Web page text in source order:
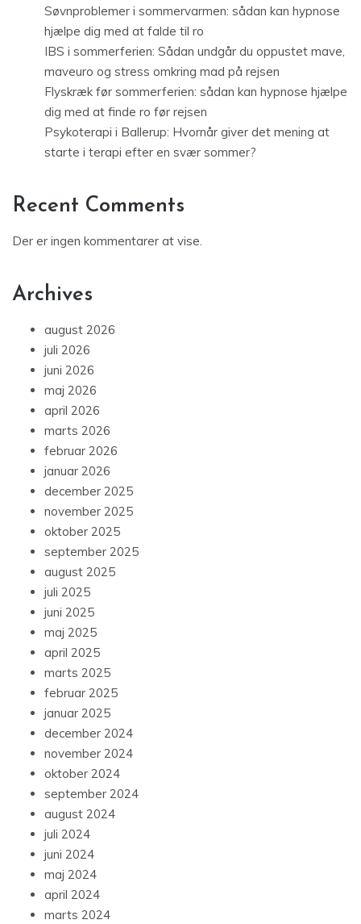
Søvnproblemer i sommervarmen: sådan kan hypnose
hjælpe dig med at falde til ro
IBS i sommerferien: Sådan undgår du oppustet mave,
maveuro og stress omkring mad på rejsen
Flyskræk før sommerferien: sådan kan hypnose hjælpe
dig med at finde ro før rejsen
Psykoterapi i Ballerup: Hvornår giver det mening at
starte i terapi efter en svær sommer?
Recent Comments
Der er ingen kommentarer at vise.
Archives
august 2026
juli 2026
juni 2026
maj 2026
april 2026
marts 2026
februar 2026
januar 2026
december 2025
november 2025
oktober 2025
september 2025
august 2025
juli 2025
juni 2025
maj 2025
april 2025
marts 2025
februar 2025
januar 2025
december 2024
november 2024
oktober 2024
september 2024
august 2024
juli 2024
juni 2024
maj 2024
april 2024
marts 2024